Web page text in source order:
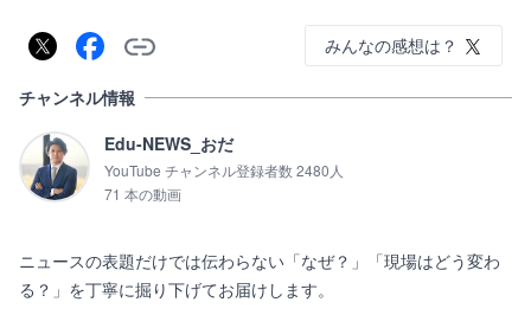
みんなの感想は？
チャンネル情報
Edu-NEWS_おだ
YouTube チャンネル登録者数 2480人
71 本の動画
ニュースの表題だけでは伝わらない「なぜ？」「現場はどう変わ
る？」を丁寧に掘り下げてお届けします。